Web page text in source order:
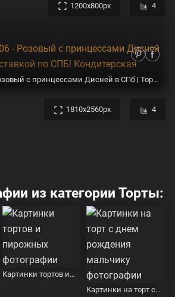
1200x800px 4
Купить Торт №106 - Розовый с принцессами Дисней в СПб | Торты с доставкой по СПБ! Кондитерская \"Тарт и Торт\"
1810x2560px 4
из категории Торты:
Картинки тортов и
Картинки на торт с